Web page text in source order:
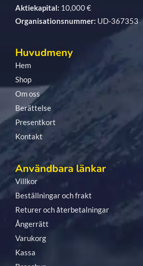
Aktiekapital: 10,000 €
Organisationsnummer: UD-367353
Huvudmeny
Hem
Shop
Om oss
Berättelse
Presentkort
Kontakt
Användbara länkar
Villkor
Beställningar och frakt
Returer och återbetalningar
Ångerrätt
Varukorg
Kassa